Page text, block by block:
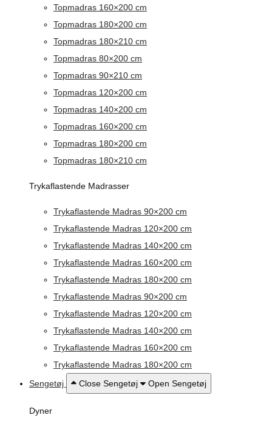
Topmadras 160×200 cm
Topmadras 180×200 cm
Topmadras 180×210 cm
Topmadras 80×200 cm
Topmadras 90×210 cm
Topmadras 120×200 cm
Topmadras 140×200 cm
Topmadras 160×200 cm
Topmadras 180×200 cm
Topmadras 180×210 cm
Trykaflastende Madrasser
Trykaflastende Madras 90×200 cm
Trykaflastende Madras 120×200 cm
Trykaflastende Madras 140×200 cm
Trykaflastende Madras 160×200 cm
Trykaflastende Madras 180×200 cm
Trykaflastende Madras 90×200 cm
Trykaflastende Madras 120×200 cm
Trykaflastende Madras 140×200 cm
Trykaflastende Madras 160×200 cm
Trykaflastende Madras 180×200 cm
Sengetøj
Close Sengetøj Open Sengetøj
Dyner